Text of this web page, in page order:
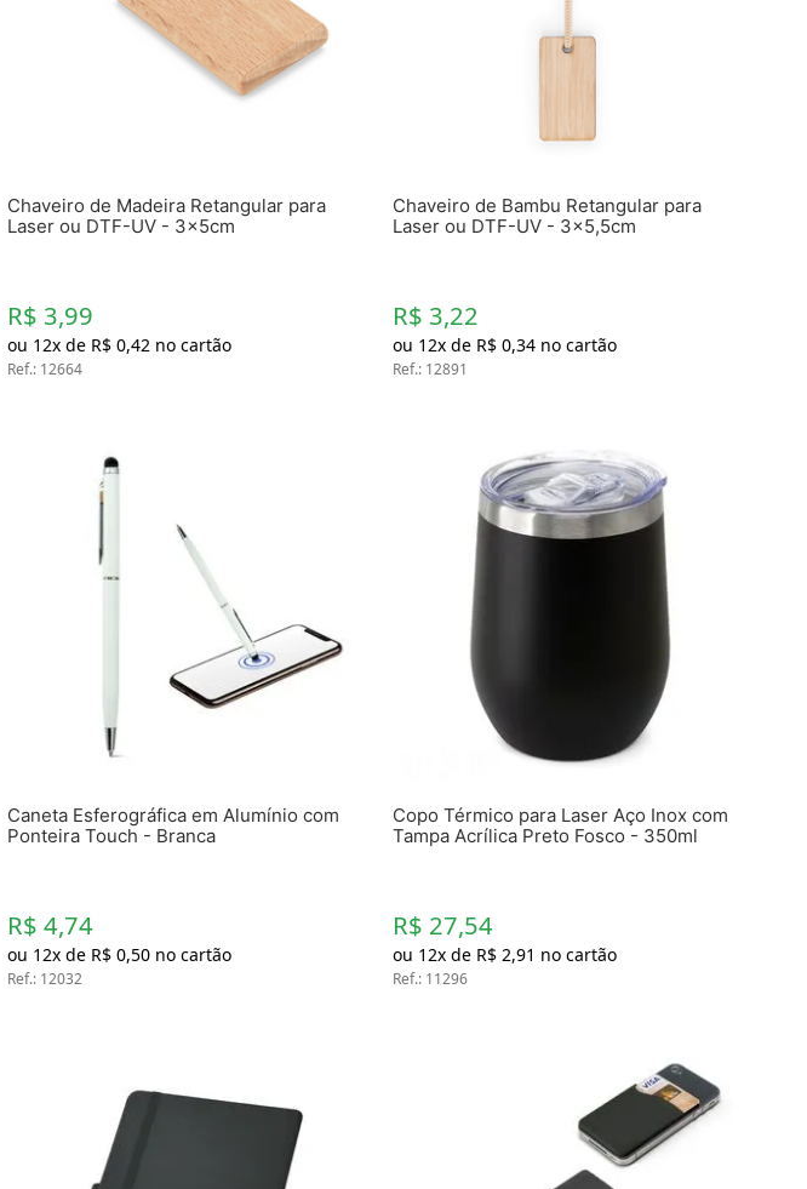
Toalhas
Troféus
Vasos
Tinta Sublimática
Acessórios Diversos
Chaveiro de Madeira Retangular para
Laser ou DTF-UV - 3x5cm
R$ 3,99
ou 12x de R$ 0,42 no cartão
Ref.: 12664
Chaveiro de Bambu Retangular para
Laser ou DTF-UV - 3x5,5cm
R$ 3,22
ou 12x de R$ 0,34no cartão
Ref.: 12891
Caneta Esferográfica em Alumínio com
Ponteira Touch - Branca
R$ 4,74
ou 12x de R$ 0,50 no cartão
Ref.: 12032
Copo Térmico para Laser Aço Inox com
Tampa Acrílica Preto Fosco - 350ml
R$ 27,54
ou 12x de R$ 2,91 no cartão
Ref.: 11296